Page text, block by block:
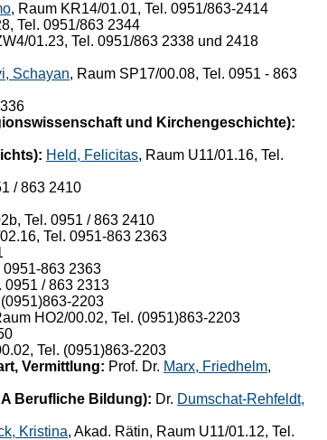
, Raum KR14/01.01, Tel. 0951/863-2414
Tel. 0951/863 2344
01.23, Tel. 0951/863 2338 und 2418
Schayan, Raum SP17/00.08, Tel. 0951 - 863
und Kirchengeschichte):
Held, Felicitas, Raum U11/01.16, Tel.
/ 863 2410
Tel. 0951 / 863 2410
Tel. 0951-863 2363
0951-863 2363
0951 / 863 2313
2203
HO2/00.02, Tel. (0951)863-2203
Tel. (0951)863-2203
Vermittlung: Prof. Dr. Marx, Friedhelm,
Berufliche Bildung): Dr. Dumschat-Rehfeldt,
Kristina, Akad. Rätin, Raum U11/01.12, Tel.